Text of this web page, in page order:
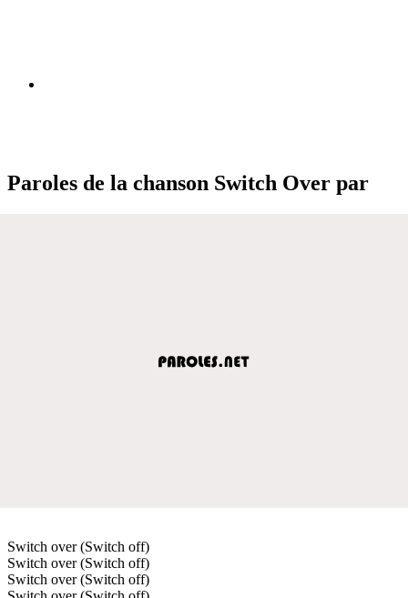
Paroles de la chanson Switch Over par
Switch over (Switch off)
Switch over (Switch off)
Switch over (Switch off)